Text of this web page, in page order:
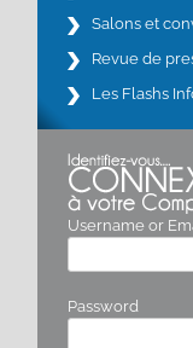
Salons et
Revue de
Les Flashs
Username or
Password